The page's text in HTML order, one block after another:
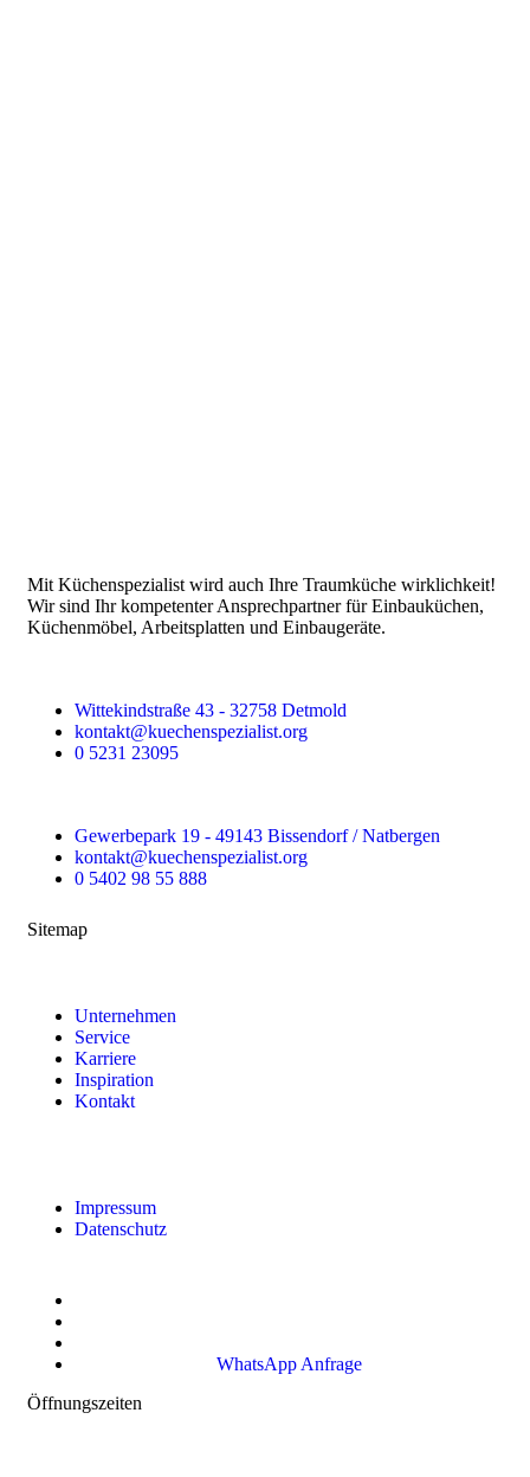
Mit Küchenspezialist wird auch Ihre Traumküche wirklichkeit!
Wir sind Ihr kompetenter Ansprechpartner für Einbauküchen,
Küchenmöbel, Arbeitsplatten und Einbaugeräte.
Wittekindstraße 43 - 32758 Detmold
kontakt@kuechenspezialist.org
0 5231 23095
Gewerbepark 19 - 49143 Bissendorf / Natbergen
kontakt@kuechenspezialist.org
0 5402 98 55 888
Sitemap
Unternehmen
Service
Karriere
Inspiration
Kontakt
Impressum
Datenschutz
WhatsApp Anfrage
Öffnungszeiten